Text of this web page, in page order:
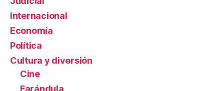
Internacional
Economía
Política
Cultura y diversión
Cine
Farándula